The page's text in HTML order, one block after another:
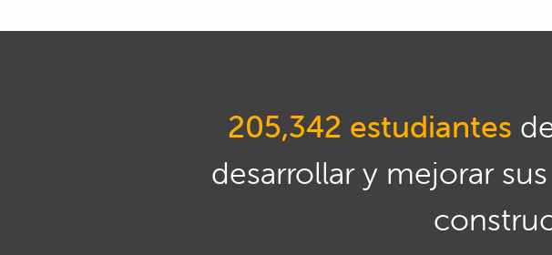
205,342 estudiantes
desarrollar y mejorar